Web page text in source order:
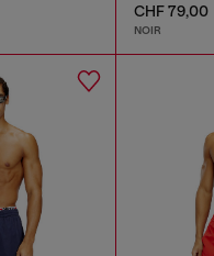
CHF 79,00
NOIR